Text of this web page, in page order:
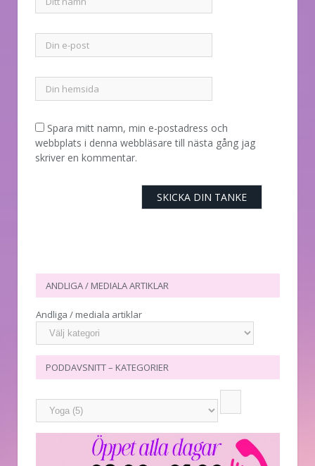
Spara mitt namn, min e-postadress och
webbplats i denna webbläsare till nästa gång jag
skriver en kommentar.
ANDLIGA / MEDIALA ARTIKLAR
Andliga / mediala artiklar
PODDAVSNITT – KATEGORIER